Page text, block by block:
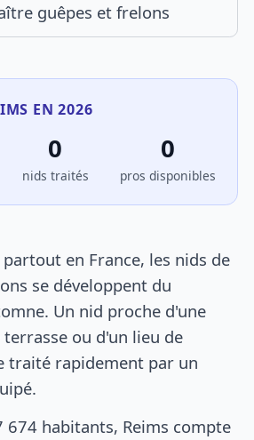
guêpes et frelons
EN 2026
0
nids traités
0
pros disponibles
en France, les nids de
se développent du
Un nid proche d'une
ou d'un lieu de
traité rapidement par un
674 habitants, Reims compte